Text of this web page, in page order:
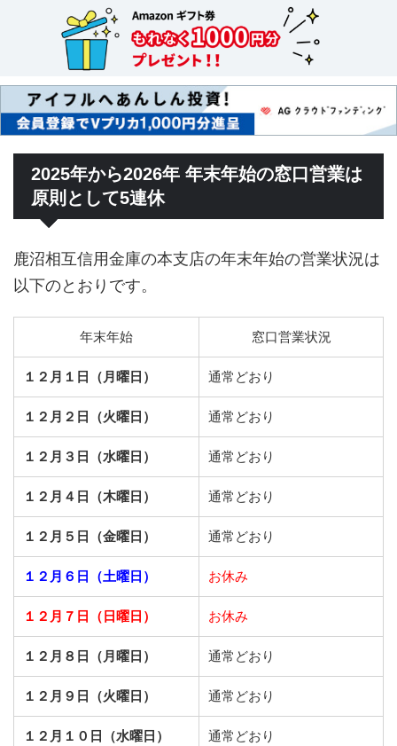
2025年から2026年 年末年始の窓口営業は
原則として5連休
鹿沼相互信用金庫の本支店の年末年始の営業状況は
以下のとおりです。
年末年始 窓口営業状況
１２月１日（月曜日） 通常どおり
１２月２日（火曜日） 通常どおり
１２月３日（水曜日） 通常どおり
１２月４日（木曜日） 通常どおり
１２月５日（金曜日） 通常どおり
１２月６日（土曜日） お休み
１２月７日（日曜日） お休み
１２月８日（月曜日） 通常どおり
１２月９日（火曜日） 通常どおり
１２月１０日（水曜日） 通常どおり